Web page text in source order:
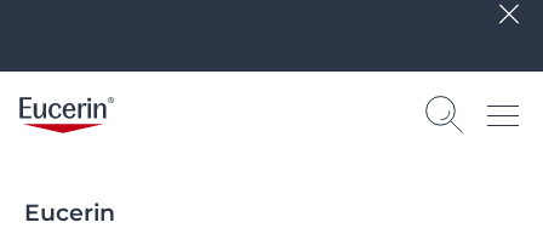
Eucerin